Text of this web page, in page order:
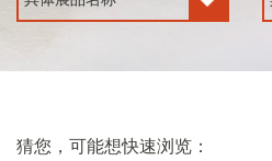
猜您，可能想快速浏览：